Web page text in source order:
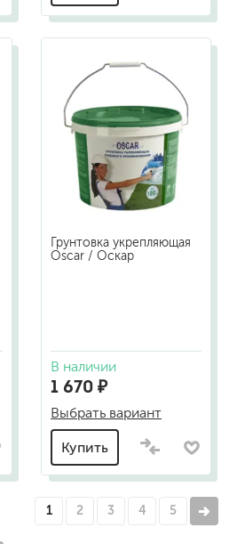
Грунтовка укрепляющая
Oscar / Оскар
В наличии
1 670 ₽
Выбрать вариант
Купить
1 2 3 4 5